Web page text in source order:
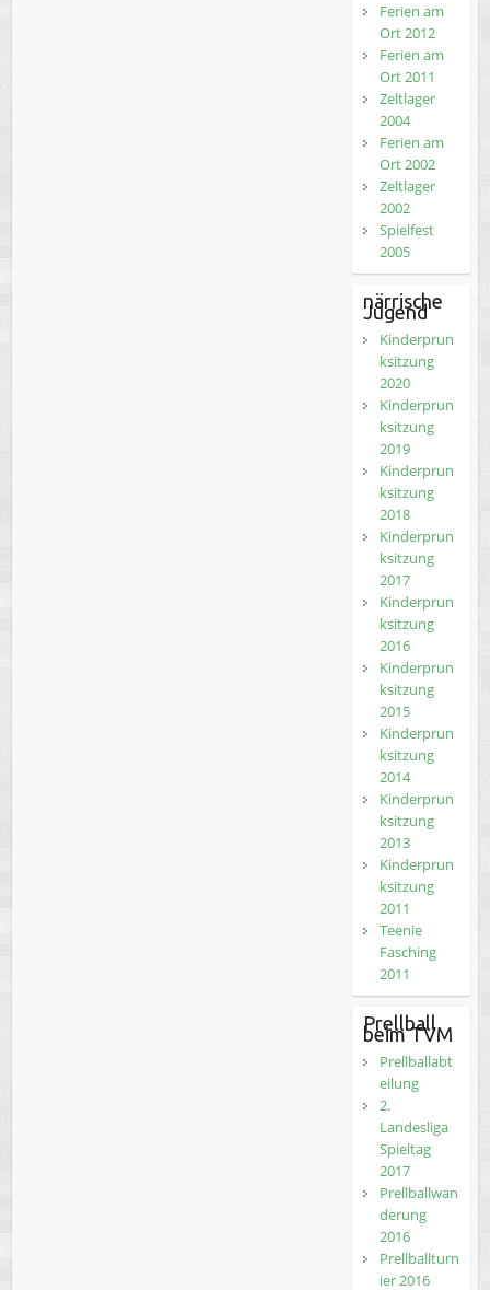
Ferien am
Ort 2012
Ferien am
Ort 2011
Zeltlager
2004
Ferien am
Ort 2002
Zeltlager
2002
Spielfest
2005
närrische
Jugend
Kinderprun
ksitzung
2020
Kinderprun
ksitzung
2019
Kinderprun
ksitzung
2018
Kinderprun
ksitzung
2017
Kinderprun
ksitzung
2016
Kinderprun
ksitzung
2015
Kinderprun
ksitzung
2014
Kinderprun
ksitzung
2013
Kinderprun
ksitzung
2011
Teenie
Fasching
2011
Prellball
beim TVM
Prellballabt
eilung
2.
Landesliga
Spieltag
2017
Prellballwan
derung
2016
Prellballturn
ier 2016